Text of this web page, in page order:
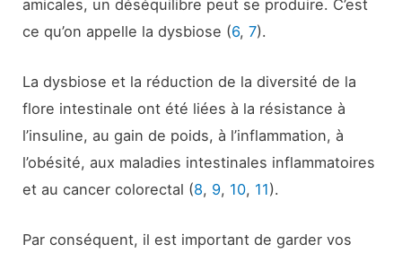
amicales, un déséquilibre peut se produire. C’est
ce qu’on appelle la dysbiose (6,7).
La dysbiose et la réduction de la diversité de la
flore intestinale ont été liées à la résistance à
l’insuline, au gain de poids, à l’inflammation, à
l’obésité, aux maladies intestinales inflammatoires
et au cancer colorectal (8, 9, 10, 11).
Par conséquent, il est important de garder vos